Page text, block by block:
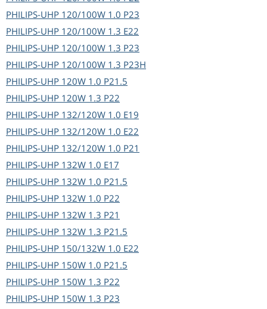
PHILIPS-UHP 120/100W 1.0 P23
PHILIPS-UHP 120/100W 1.3 E22
PHILIPS-UHP 120/100W 1.3 P23
PHILIPS-UHP 120/100W 1.3 P23H
PHILIPS-UHP 120W 1.0 P21.5
PHILIPS-UHP 120W 1.3 P22
PHILIPS-UHP 132/120W 1.0 E19
PHILIPS-UHP 132/120W 1.0 E22
PHILIPS-UHP 132/120W 1.0 P21
PHILIPS-UHP 132W 1.0 E17
PHILIPS-UHP 132W 1.0 P21.5
PHILIPS-UHP 132W 1.0 P22
PHILIPS-UHP 132W 1.3 P21
PHILIPS-UHP 132W 1.3 P21.5
PHILIPS-UHP 150/132W 1.0 E22
PHILIPS-UHP 150W 1.0 P21.5
PHILIPS-UHP 150W 1.3 P22
PHILIPS-UHP 150W 1.3 P23